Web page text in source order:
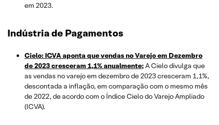
em 2023.
Indústria de Pagamentos
Cielo: ICVA aponta que vendas no Varejo em Dezembro
de 2023 cresceram 1,1% anualmente;A Cielo divulga que
as vendas no varejo em dezembro de 2023 cresceram 1,1%,
descontada a inflação, em comparação com o mesmo mês
de 2022, de acordo com o Índice Cielo do Varejo Ampliado
(ICVA).